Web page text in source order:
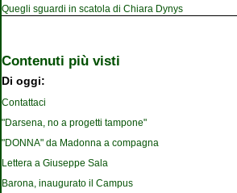
Quegli sguardi in scatola di Chiara Dynys
Contenuti più visti
Di oggi:
Contattaci
"Darsena, no a progetti tampone"
"DONNA" da Madonna a compagna
Lettera a Giuseppe Sala
Barona, inaugurato il Campus